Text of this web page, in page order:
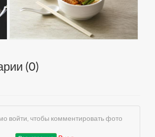
(0)
войти, чтобы комментировать фото